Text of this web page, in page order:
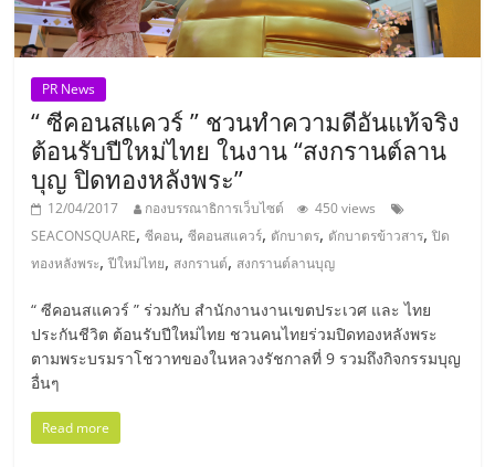
คืน
ทุน
ปรึกษา
การ
ลงทุน
และ
ขยาย
แฟ
รน
ไชส์,
ศูนย์
รวม
แฟ
PR News
“ ซีคอนสแควร์ ” ชวนทำความดีอันแท้จริง
ต้อนรับปีใหม่ไทย ในงาน “สงกรานต์ลาน
บุญ ปิดทองหลังพระ”
12/04/2017 กองบรรณาธิการเว็บไซต์
450 views
SEACONSQUARE,ซีคอน,ซีคอนสแควร์, ตักบาตร, ตักบาตรข้าวสาร,ปิด
ทองหลังพระ,ปีใหม่ไทย, สงกรานต์, สงกรานต์ลานบุญ
“ ซีคอนสแควร์ ” ร่วมกับ สำนักงานงานเขตประเวศ และ ไทย
ประกันชีวิต ต้อนรับปีใหม่ไทย ชวนคนไทยร่วมปิดทองหลังพระ
ตามพระบรมราโชวาทของในหลวงรัชกาลที่ 9 รวมถึงกิจกรรมบุญ
อื่นๆ
Read more